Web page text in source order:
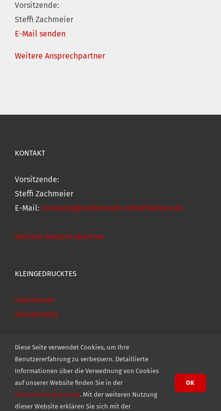
Vorsitzende:
Steffi Zachmeier
E-Mail senden
Weitere Ansprechpartner
KONTAKT
Vorsitzende:
Steffi Zachmeier
E-Mail: vorstand@volksmusik-mittelfranken.de
Weitere Ansprechpartner
KLEINGEDRUCKTES
Impressum
Datenschutz
© Copyright 2020 - Arbeitsgemeinschaft Fränkische Volksmusik,
Diese Seite verwendet Cookies, um Ihre
Benutzererfahrung zu verbessern. Detaillierte
Informationen über die Verwednung von Cookies
auf unserer Website finden Sie in der
Datenschutzerklärung. Mit der weiteren Nutzung
dieser Website erklären Sie sich mit der
OK